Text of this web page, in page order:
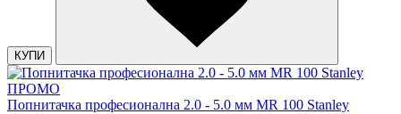
КУПИ
ПРОМО
Попнитачка професионална 2.0 - 5.0 мм MR 100 Stanley